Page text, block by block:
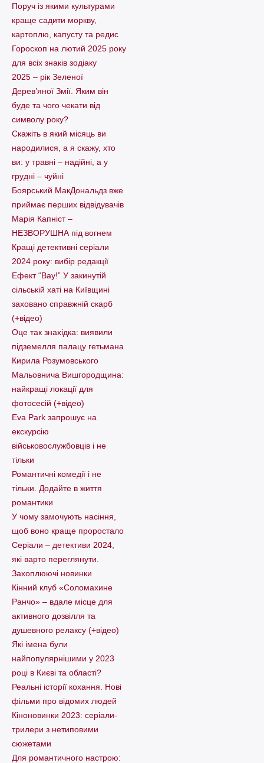
Поруч із якими культурами
краще садити моркву,
картоплю, капусту та редис
Гороскоп на лютий 2025 року
для всіх знаків зодіаку
2025 – рік Зеленої
Дерев’яної Змії. Яким він
буде та чого чекати від
символу року?
Скажіть в який місяць ви
народилися, а я скажу, хто
ви: у травні – надійні, а у
грудні – чуйні
Боярський МакДональдз вже
приймає перших відвідувачів
Марія Капніст –
НЕЗВОРУШНА під вогнем
Кращі детективні серіали
2024 року: вибір редакції
Ефект “Вау!” У закинутій
сільській хаті на Київщині
заховано справжній скарб
(+відео)
Оце так знахідка: виявили
підземелля палацу гетьмана
Кирила Розумовського
Мальовнича Вишгородщина:
найкращі локації для
фотосесій (+відео)
Eva Park запрошує на
екскурсію
військовослужбовців і не
тільки
Романтичні комедії і не
тільки. Додайте в життя
романтики
У чому замочують насіння,
щоб воно краще проростало
Серіали – детективи 2024,
які варто пеpеглянути.
Захоплюючі новинки
Кінний клуб «Соломахине
Ранчо» – вдале місце для
активного дозвілля та
душевного релаксу (+відео)
Які імена були
найпопулярнішими у 2023
році в Києві та області?
Реальні історії кохання. Нові
фільми про відомих людей
Кіноновинки 2023: серіали-
трилери з нетиповими
сюжетами
Для романтичного настрою: